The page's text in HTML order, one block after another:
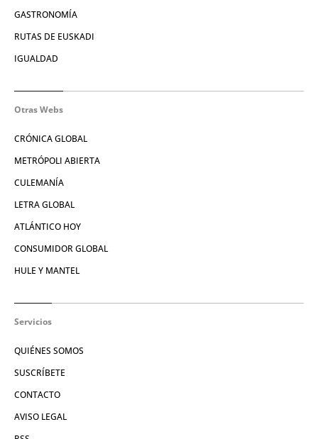
GASTRONOMÍA
RUTAS DE EUSKADI
IGUALDAD
Otras Webs
CRÓNICA GLOBAL
METRÓPOLI ABIERTA
CULEMANÍA
LETRA GLOBAL
ATLÁNTICO HOY
CONSUMIDOR GLOBAL
HULE Y MANTEL
Servicios
QUIÉNES SOMOS
SUSCRÍBETE
CONTACTO
AVISO LEGAL